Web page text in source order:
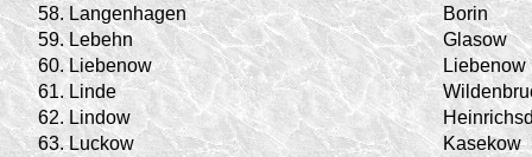
58. Langenhagen
Borin
59. Lebehn
Glasow
60. Liebenow
Liebenow
61. Linde
62. Lindow
63. Luckow
Kasekow